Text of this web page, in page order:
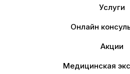
Услуги
Онлайн
Акции
Медицинская